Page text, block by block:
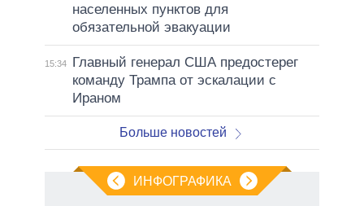
населенных пунктов для
обязательной эвакуации
15:34
Главный генерал США предостерег
команду Трампа от эскалации с
Ираном
Больше новостей
ИНФОГРАФИКА